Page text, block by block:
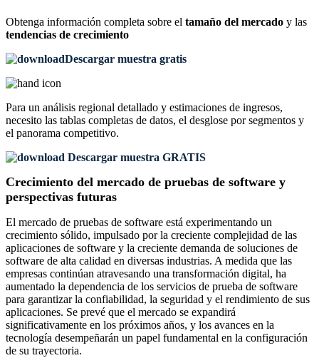
Obtenga información completa sobre el tamaño del mercado y las
tendencias de crecimiento
Descargar muestra gratis
Para un análisis regional detallado y estimaciones de ingresos,
necesito las tablas completas de datos, el desglose por segmentos y
el panorama competitivo.
Descargar muestra GRATIS
Crecimiento del mercado de pruebas de software y
perspectivas futuras
El mercado de pruebas de software está experimentando un
crecimiento sólido, impulsado por la creciente complejidad de las
aplicaciones de software y la creciente demanda de soluciones de
software de alta calidad en diversas industrias. A medida que las
empresas continúan atravesando una transformación digital, ha
aumentado la dependencia de los servicios de prueba de software
para garantizar la confiabilidad, la seguridad y el rendimiento de sus
aplicaciones. Se prevé que el mercado se expandirá
significativamente en los próximos años, y los avances en la
tecnología desempeñarán un papel fundamental en la configuración
de su trayectoria.